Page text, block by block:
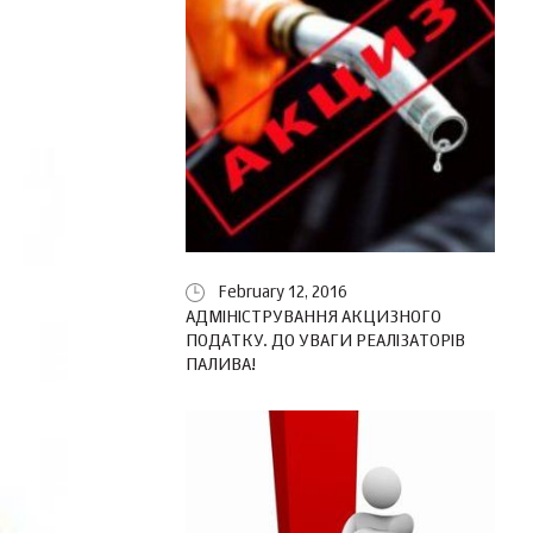
February 12, 2016
АДМІНІСТРУВАННЯ АКЦИЗНОГО
ПОДАТКУ. ДО УВАГИ РЕАЛІЗАТОРІВ
ПАЛИВА!